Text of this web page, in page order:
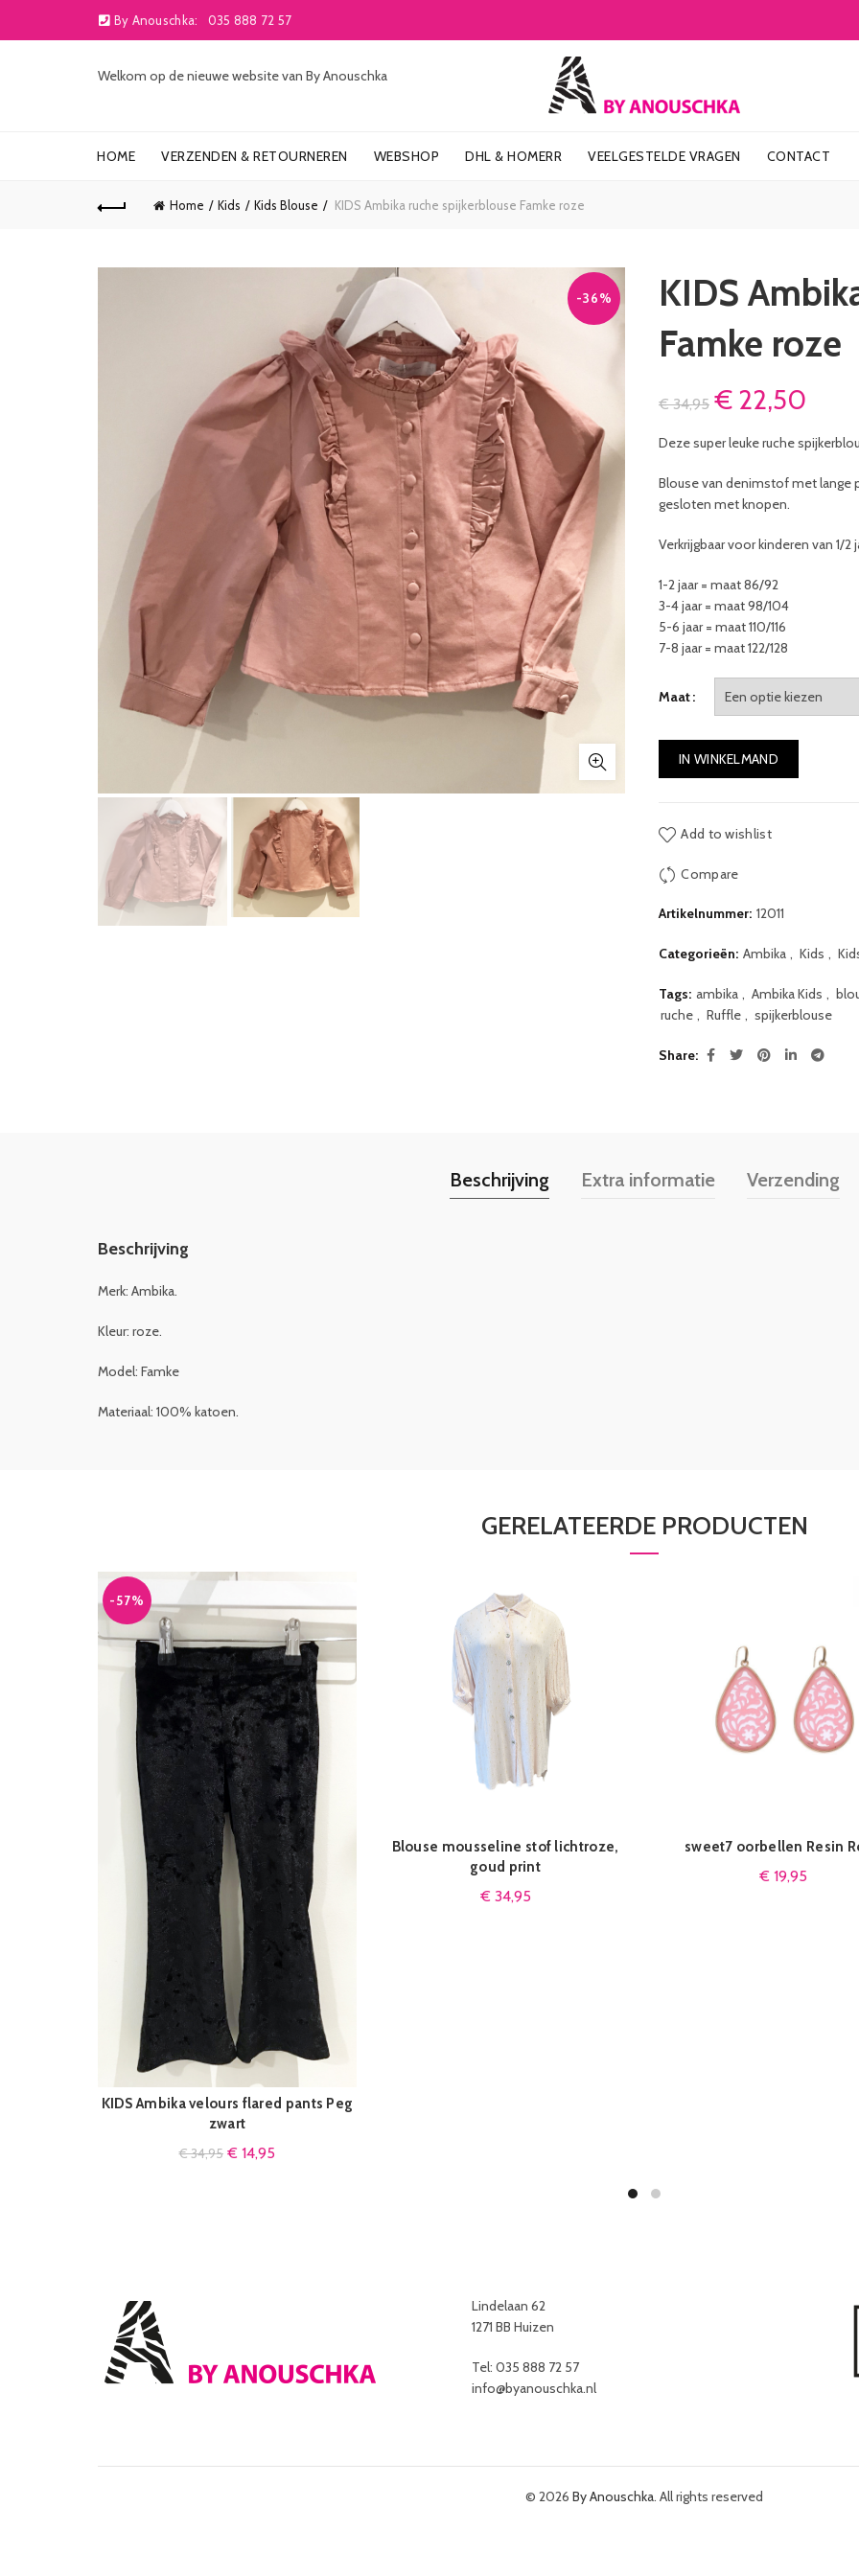
By Anouschka: 035 888 72 57
Welkom op de nieuwe website van By Anouschka
HOME VERZENDEN & RETOURNEREN WEBSHOP DHL & HOMERR VEELGESTELDE VRAGEN CONTACT
Home Kids Kids Blouse KIDS Ambika ruche spijkerblouse Famke roze
-36%
KIDS
Famke roze
€34,95 € 22,50
Deze super leuke ruche
Blouse van denimstof met lange
gesloten met knopen.
Verkrijgbaar voor kinderen van 1/2
1-2 jaar = maat 86/92
3-4 jaar = maat 98/104
5-6 jaar = maat 110/116
7-8 jaar = maat 122/128
Maat
IN WINKELMAND
Add to wishlist
Compare
Artikelnummer: 12011
Categorieën: Ambika , Kids ,
Tags: ambika , Ambika Kids ,
ruche , Ruffle , spijkerblouse
Share
Beschrijving Extra informatie Verzending
Beschrijving
Merk: Ambika.
Kleur: roze.
Model: Famke
Materiaal: 100% katoen.
GERELATEERDE PRODUCTEN
-57%
QUICK SHOP
KIDS Ambika velours flared pants Peg
zwart
€34,95 € 14,95
IN WINKELMAND
Blouse mousseline stof lichtroze,
goud print
€ 34,95
IN WINKELMAND
sweet7 oorbellen Resin
€ 19,95
Lindelaan 62
1271 BB Huizen
Tel: 035 888 72 57
info@byanouschka.nl
© 2026 By Anouschka. All rights reserved